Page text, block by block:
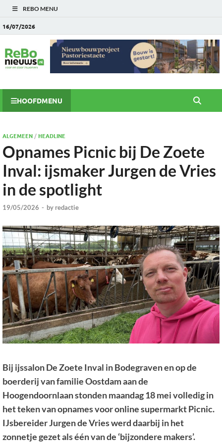
REBO MENU
16/07/2026
HOOFDMENU
ALGEMEEN/ HEADLINE
Opnames Picnic bij De Zoete
Inval: ijsmaker Jurgen de Vries
in de spotlight
19/05/2026 - by redactie
Bij ijssalon De Zoete Inval in Bodegraven en op de
boerderij van familie Oostdam aan de
Hoogendoornlaan stonden maandag 18 mei volledig in
het teken van opnames voor online supermarkt Picnic.
IJsbereider Jurgen de Vries werd daarbij in het
zonnetje gezet als één van de ‘bijzondere makers’.